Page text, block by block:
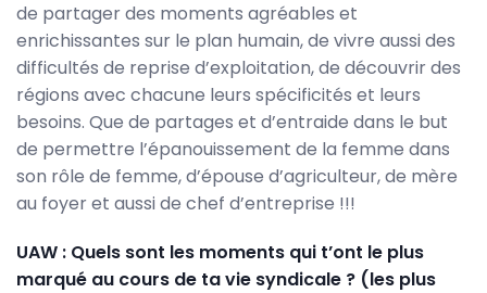
de partager des moments agréables et
enrichissantes sur le plan humain, de vivre aussi des
difficultés de reprise d’exploitation, de découvrir des
régions avec chacune leurs spécificités et leurs
besoins. Que de partages et d’entraide dans le but
de permettre l’épanouissement de la femme dans
son rôle de femme, d’épouse d’agriculteur, de mère
au foyer et aussi de chef d’entreprise !!!
UAW : Quels sont les moments qui t’ont le plus
marqué au cours de ta vie syndicale ? (les plus